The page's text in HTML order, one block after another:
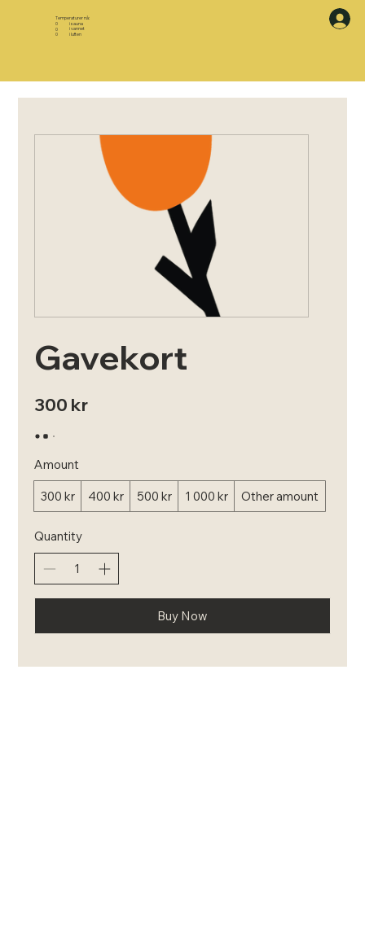
Temperaturer nå:
0
0
0
i sauna
i vannet
i luften
Gavekort
300 kr
Amount
300 kr 400 kr 500 kr 1 000 kr Other amount
Quantity
Buy Now